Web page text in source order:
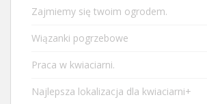
Zajmiemy się twoim ogrodem.
Wiązanki pogrzebowe
Praca w kwiaciarni.
Najlepsza lokalizacja dla kwiaciarni+